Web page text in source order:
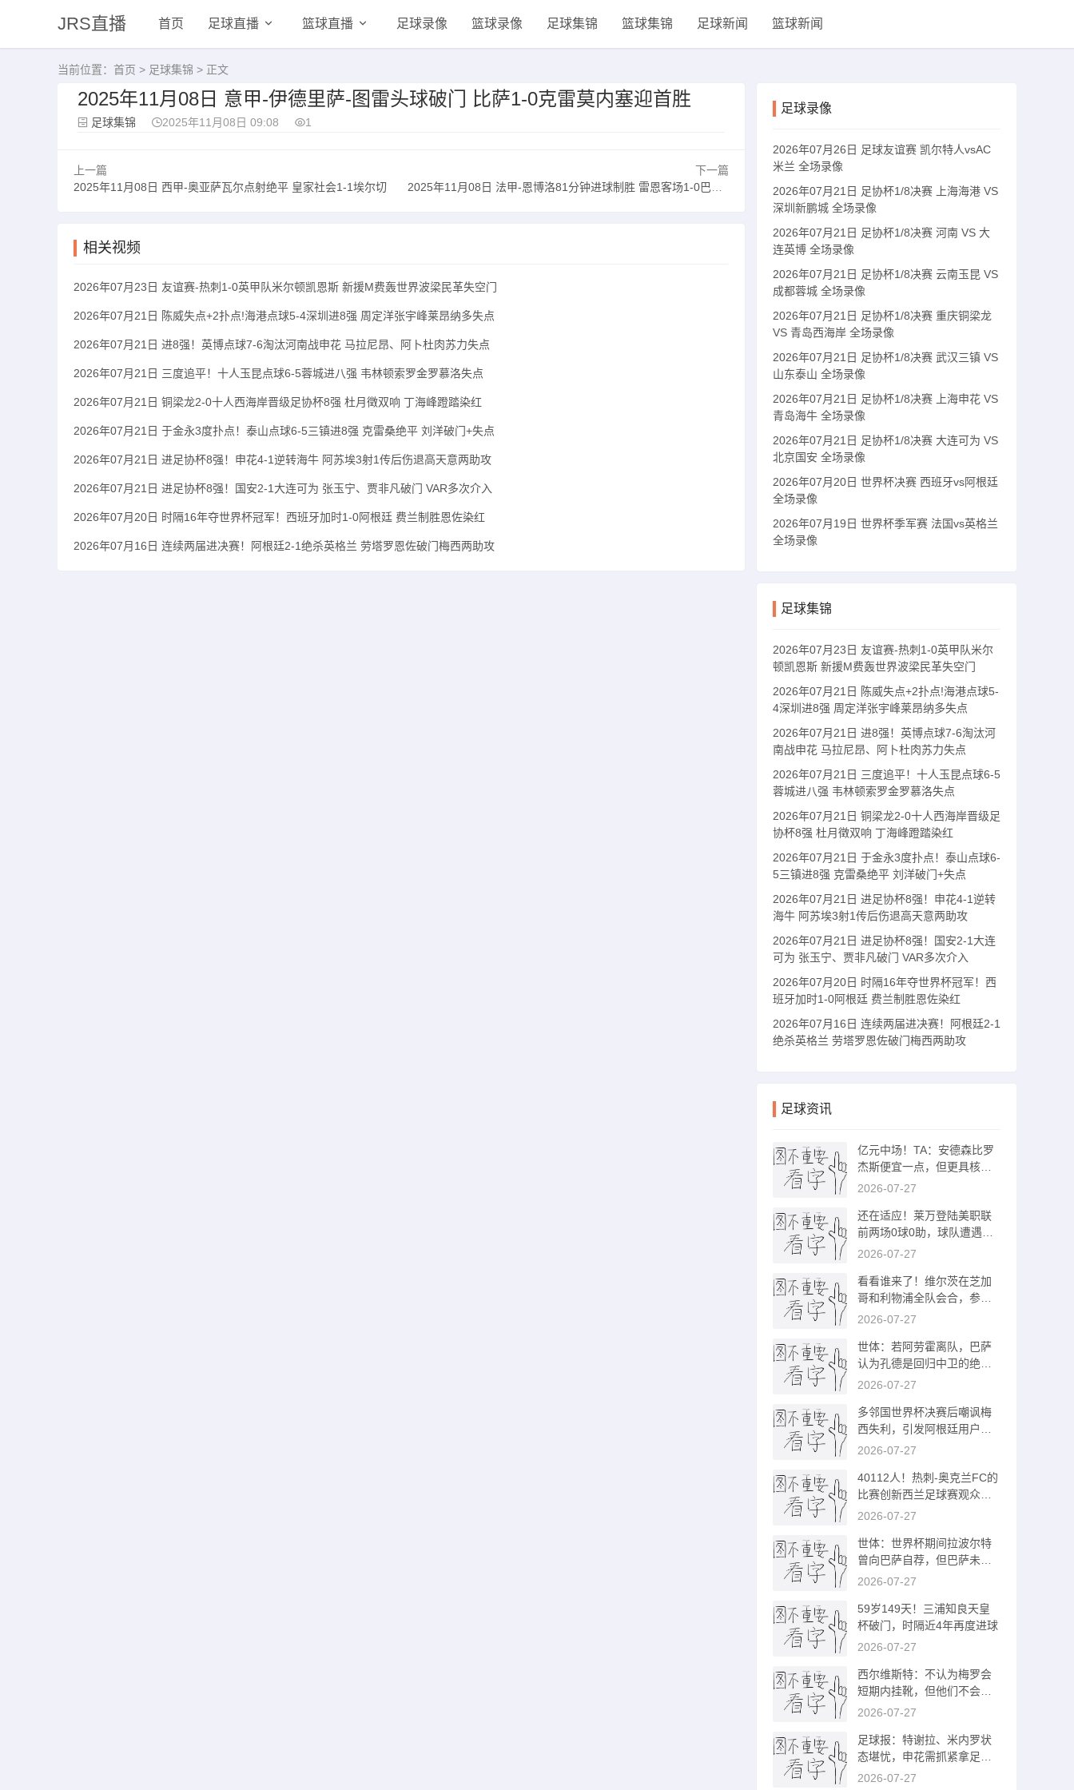
JRS直播 首页 足球直播 篮球直播 足球录像 篮球录像 足球集锦 篮球集锦 足球新闻 篮球新闻
当前位置： 首页 > 足球集锦 > 正文
2025年11月08日 意甲-伊德里萨-图雷头球破门 比萨1-0克雷莫内塞迎首胜
足球集锦 2025年11月08日 09:08 1
上一篇
2025年11月08日 西甲-奥亚萨瓦尔点射绝平 皇家社会1-1埃尔切
下一篇
2025年11月08日 法甲-恩博洛81分钟进球制胜 雷恩客场1-0巴黎FC
相关视频
2026年07月23日 友谊赛-热刺1-0英甲队米尔顿凯恩斯 新援M费轰世界波梁民革失空门
2026年07月21日 陈威失点+2扑点!海港点球5-4深圳进8强 周定洋张宇峰莱昂纳多失点
2026年07月21日 进8强！英博点球7-6淘汰河南战申花 马拉尼昂、阿卜杜肉苏力失点
2026年07月21日 三度追平！十人玉昆点球6-5蓉城进八强 韦林顿索罗金罗慕洛失点
2026年07月21日 铜梁龙2-0十人西海岸晋级足协杯8强 杜月徵双响 丁海峰蹬踏染红
2026年07月21日 于金永3度扑点！泰山点球6-5三镇进8强 克雷桑绝平 刘洋破门+失点
2026年07月21日 进足协杯8强！申花4-1逆转海牛 阿苏埃3射1传后伤退高天意两助攻
2026年07月21日 进足协杯8强！国安2-1大连可为 张玉宁、贾非凡破门 VAR多次介入
2026年07月20日 时隔16年夺世界杯冠军！西班牙加时1-0阿根廷 费兰制胜恩佐染红
2026年07月16日 连续两届进决赛！阿根廷2-1绝杀英格兰 劳塔罗恩佐破门梅西两助攻
足球录像
2026年07月26日 足球友谊赛 凯尔特人vsAC
米兰 全场录像
2026年07月21日 足协杯1/8决赛 上海海港 VS
深圳新鹏城 全场录像
2026年07月21日 足协杯1/8决赛 河南 VS 大
连英博 全场录像
2026年07月21日 足协杯1/8决赛 云南玉昆 VS
成都蓉城 全场录像
2026年07月21日 足协杯1/8决赛 重庆铜梁龙
VS 青岛西海岸 全场录像
2026年07月21日 足协杯1/8决赛 武汉三镇 VS
山东泰山 全场录像
2026年07月21日 足协杯1/8决赛 上海申花 VS
青岛海牛 全场录像
2026年07月21日 足协杯1/8决赛 大连可为 VS
北京国安 全场录像
2026年07月20日 世界杯决赛 西班牙vs阿根廷
全场录像
2026年07月19日 世界杯季军赛 法国vs英格兰
全场录像
足球集锦
2026年07月23日 友谊赛-热刺1-0英甲队米尔
顿凯恩斯 新援M费轰世界波梁民革失空门
2026年07月21日 陈威失点+2扑点!海港点球5-
4深圳进8强 周定洋张宇峰莱昂纳多失点
2026年07月21日 进8强！英博点球7-6淘汰河
南战申花 马拉尼昂、阿卜杜肉苏力失点
2026年07月21日 三度追平！十人玉昆点球6-5
蓉城进八强 韦林顿索罗金罗慕洛失点
2026年07月21日 铜梁龙2-0十人西海岸晋级足
协杯8强 杜月徵双响 丁海峰蹬踏染红
2026年07月21日 于金永3度扑点！泰山点球6-
5三镇进8强 克雷桑绝平 刘洋破门+失点
2026年07月21日 进足协杯8强！申花4-1逆转
海牛 阿苏埃3射1传后伤退高天意两助攻
2026年07月21日 进足协杯8强！国安2-1大连
可为 张玉宁、贾非凡破门 VAR多次介入
2026年07月20日 时隔16年夺世界杯冠军！西
班牙加时1-0阿根廷 费兰制胜恩佐染红
2026年07月16日 连续两届进决赛！阿根廷2-1
绝杀英格兰 劳塔罗恩佐破门梅西两助攻
足球资讯
亿元中场！TA：安德森比罗
杰斯便宜一点，但更具核心
价值
2026-07-27
还在适应！莱万登陆美职联
前两场0球0助，球队遭遇两
连败
2026-07-27
看看谁来了！维尔茨在芝加
哥和利物浦全队会合，参加
季前赛之旅
2026-07-27
世体：若阿劳霍离队，巴萨
认为孔德是回归中卫的绝佳
备选
2026-07-27
多邻国世界杯决赛后嘲讽梅
西失利，引发阿根廷用户的
强烈抗议
2026-07-27
40112人！热刺-奥克兰FC的
比赛创新西兰足球赛观众人
数新纪录
2026-07-27
世体：世界杯期间拉波尔特
曾向巴萨自荐，但巴萨未将
其纳入计划
2026-07-27
59岁149天！三浦知良天皇
杯破门，时隔近4年再度进球
2026-07-27
西尔维斯特：不认为梅罗会
短期内挂靴，但他们不会参
加下届世界杯
2026-07-27
足球报：特谢拉、米内罗状
态堪忧，申花需抓紧拿足保
级所需积分
2026-07-27